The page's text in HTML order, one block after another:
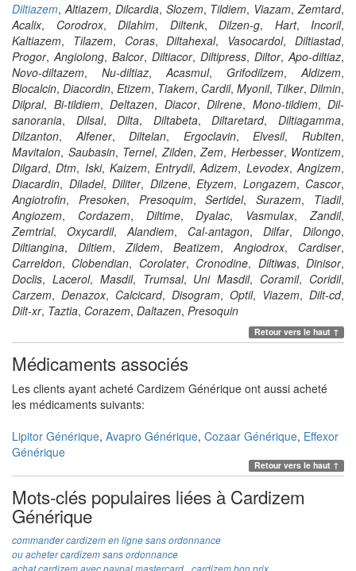
Diltiazem,Altiazem, Dilcardia, Slozem, Tildiem, Viazam,Zemtard,
Acalix, Corodrox, Dilahim, Diltenk, Dilzen-g, Hart, Incoril,
Kaltiazem, Tilazem, Coras,Diltahexal, Vasocardol,Diltiastad,
Progor,Angiolong, Balcor, Diltiacor, Diltipress, Diltor,Apo-diltiaz,
Novo-diltazem, Nu-diltiaz,Acasmul, Grifodilzem,Aldizem,
Blocalcin, Diacordin, Etizem, Tiakem, Cardil, Myonil, Tilker, Dilmin,
Dilpral, Bi-tildiem, Deltazen, Diacor, Dilrene, Mono-tildiem, Dil-
sanorania, Dilsal,Dilta, Diltabeta,Diltaretard,Diltiagamma,
Dilzanton,Alfener,Diltelan, Ergoclavin,Elvesil,Rubiten,
Mavitalon, Saubasin, Ternel,Zilden,Zem, Herbesser, Wontizem,
Dilgard,Dtm, Iski, Kaizem,Entrydil,Adizem, Levodex,Angizem,
Diacardin, Diladel, Diliter, Dilzene, Etyzem, Longazem, Cascor,
Angiotrofin, Presoken, Presoquim,Sertidel,Surazem, Tiadil,
Angiozem, Cordazem, Diltime,Dyalac, Vasmulax,Zandil,
Zemtrial, Oxycardil,Alandiem, Cal-antagon, Dilfar, Dilongo,
Diltiangina, Diltiem,Zildem, Beatizem,Angiodrox, Cardiser,
Carreldon, Clobendian, Corolater, Cronodine, Diltiwas,Dinisor,
Doclis, Lacerol, Masdil, Trumsal, Uni Masdil, Coramil, Coridil,
Carzem, Denazox, Calcicard, Disogram, Optil, Viazem, Dilt-cd,
Dilt-xr, Taztia, Corazem, Daltazen, Presoquin
Retour vers le haut ↑
Médicaments associés
Les clients ayant acheté Cardizem Générique ont aussi acheté
les médicaments suivants:
Lipitor Générique, Avapro Générique, Cozaar Générique, Effexor
Générique
Retour vers le haut ↑
Mots-clés populaires liées à Cardizem
Générique
commander cardizem en ligne sans ordonnance
ou acheter cardizem sans ordonnance